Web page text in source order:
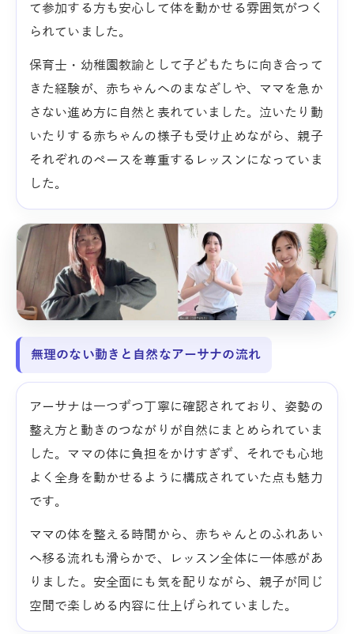
て参加する方も安心して体を動かせる雰囲気がつく
られていました。
保育士・幼稚園教諭として子どもたちに向き合って
きた経験が、赤ちゃんへのまなざしや、ママを急か
さない進め方に自然と表れていました。泣いたり動
いたりする赤ちゃんの様子も受け止めながら、親子
それぞれのペースを尊重するレッスンになっていま
した。
無理のない動きと自然なアーサナの流れ
アーサナは一つずつ丁寧に確認されており、姿勢の
整え方と動きのつながりが自然にまとめられていま
した。ママの体に負担をかけすぎず、それでも心地
よく全身を動かせるように構成されていた点も魅力
です。
ママの体を整える時間から、赤ちゃんとのふれあい
へ移る流れも滑らかで、レッスン全体に一体感があ
りました。安全面にも気を配りながら、親子が同じ
空間で楽しめる内容に仕上げられていました。